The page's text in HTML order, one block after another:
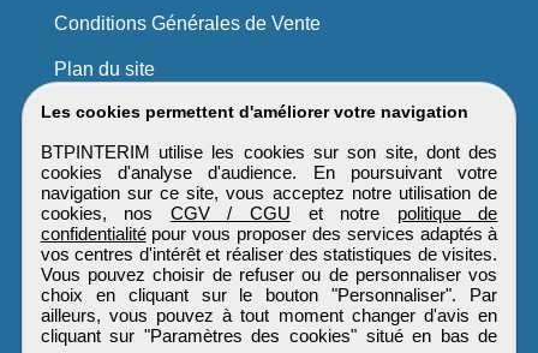
Les cookies permettent d'améliorer votre navigation
BTPINTERIM utilise les cookies sur son site, dont des
cookies d'analyse d'audience. En poursuivant votre
navigation sur ce site, vous acceptez notre utilisation de
cookies, nos CGV / CGU et notre politique de
confidentialitépour vous proposer des services adaptés à
vos centres d'intérêt et réaliser des statistiques de visites.
Vous pouvez choisir de refuser ou de personnaliser vos
choix en cliquant sur le bouton "Personnaliser". Par
ailleurs, vous pouvez à tout moment changer d'avis en
cliquant sur "Paramètres des cookies" situé en bas de
Conditions Générales de Vente
Plan du site